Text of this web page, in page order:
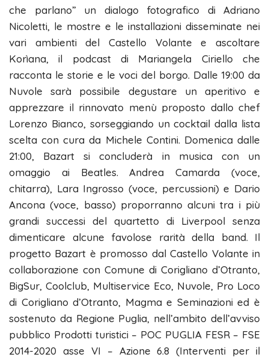
che parlano” un dialogo fotografico di Adriano
Nicoletti, le mostre e le installazioni disseminate nei
vari ambienti del Castello Volante e ascoltare
Korìana, il podcast di Mariangela Ciriello che
racconta le storie e le voci del borgo. Dalle 19:00 da
Nuvole sarà possibile degustare un aperitivo e
apprezzare il rinnovato menù proposto dallo chef
Lorenzo Bianco, sorseggiando un cocktail dalla lista
scelta con cura da Michele Contini. Domenica dalle
21:00, Bazart si concluderà in musica con un
omaggio ai Beatles. Andrea Camarda (voce,
chitarra), Lara Ingrosso (voce, percussioni) e Dario
Ancona (voce, basso) proporranno alcuni tra i più
grandi successi del quartetto di Liverpool senza
dimenticare alcune favolose rarità della band. Il
progetto Bazart è promosso dal Castello Volante in
collaborazione con Comune di Corigliano d’Otranto,
BigSur, Coolclub, Multiservice Eco, Nuvole, Pro Loco
di Corigliano d’Otranto, Magma e Seminazioni ed è
sostenuto da Regione Puglia, nell’ambito dell’avviso
pubblico Prodotti turistici – POC PUGLIA FESR – FSE
2014-2020 asse VI – Azione 6.8 (Interventi per il